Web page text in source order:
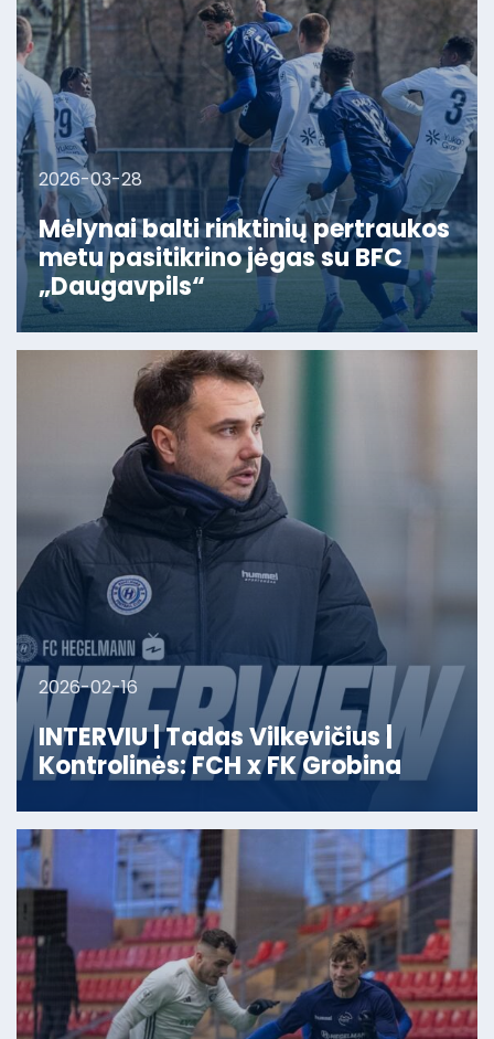
2026-03-28
Mėlynai balti rinktinių pertraukos
metu pasitikrino jėgas su BFC
„Daugavpils“
2026-02-16
INTERVIU | Tadas Vilkevičius |
Kontrolinės: FCH x FK Grobina